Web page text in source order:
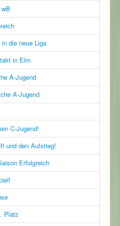
die neue Liga
in Elm
A-Jugend
A-Jugend
C-Jugend!
und den Aufstieg!
Erfolgreich
Platz